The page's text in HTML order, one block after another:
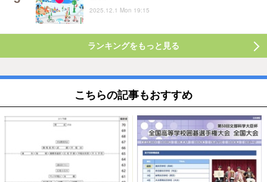
2025.12.1 Mon 19:15
ランキングをもっと見る
こちらの記事もおすすめ